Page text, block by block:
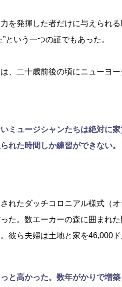
を発揮した者だけに与えられ
という一つの証でもあった。
、二十歳前後の頃にニューヨ
ミュージシャンたちは絶対に
れた時間しか練習ができない
れたダッチコロニアル様式（
た。数エーカーの森に囲まれ
彼ら夫婦は土地と家を46,000ド
と高かった。数年がかりで増